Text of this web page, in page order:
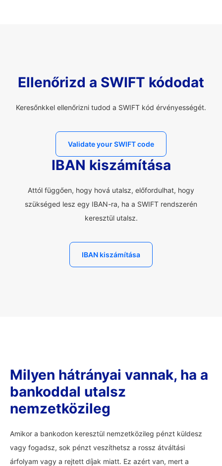
Ellenőrizd a SWIFT kódodat
Keresőnkkel ellenőrizni tudod a SWIFT kód érvényességét.
Validate your SWIFT code
IBAN kiszámítása
Attól függően, hogy hová utalsz, előfordulhat, hogy
szükséged lesz egy IBAN-ra, ha a SWIFT rendszerén
keresztül utalsz.
IBAN kiszámítása
Milyen hátrányai vannak, ha a
bankoddal utalsz
nemzetközileg
Amikor a bankodon keresztül nemzetközileg pénzt küldesz
vagy fogadsz, sok pénzt veszíthetsz a rossz átváltási
árfolyam vagy a rejtett díjak miatt. Ez azért van, mert a